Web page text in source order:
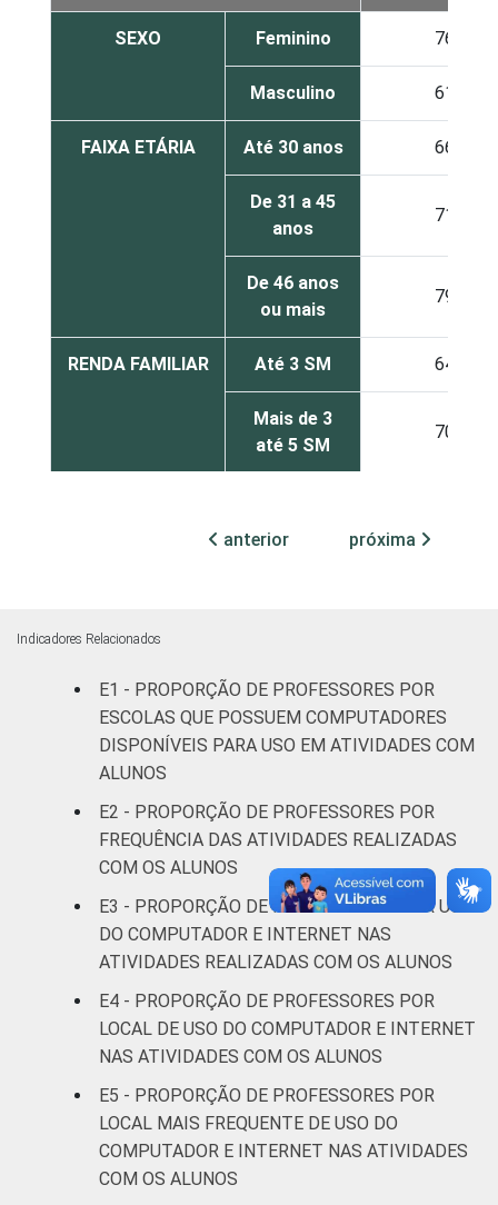
SEXO Feminino 76
Masculino 61
FAIXA ETÁRIA Até 30 anos 66
De 31 a 45
anos
71
De 46 anos
ou mais
79
RENDA FAMILIAR Até 3 SM 64
Mais de 3
até 5 SM
70
Mais de 5
SM
71
Centro-
Oeste
72
Nordeste
Sul 87
DEPENDÊNCIA
ADMINISTRATIVA
Pública
Municipal
anterior próxima
Indicadores Relacionados
E1 - PROPORÇÃO DE PROFESSORES POR
ESCOLAS QUE POSSUEM COMPUTADORES
DISPONÍVEIS PARA USO EM ATIVIDADES COM
ALUNOS
E2 - PROPORÇÃO DE PROFESSORES POR
FREQUÊNCIA DAS ATIVIDADES REALIZADAS
COM OS ALUNOS
E3 - PROPORÇÃO DE PROFESSORES POR USO
DO COMPUTADOR E INTERNET NAS
ATIVIDADES REALIZADAS COM OS ALUNOS
E4 - PROPORÇÃO DE PROFESSORES POR
LOCAL DE USO DO COMPUTADOR E INTERNET
NAS ATIVIDADES COM OS ALUNOS
E5 - PROPORÇÃO DE PROFESSORES POR
LOCAL MAIS FREQUENTE DE USO DO
COMPUTADOR E INTERNET NAS ATIVIDADES
COM OS ALUNOS